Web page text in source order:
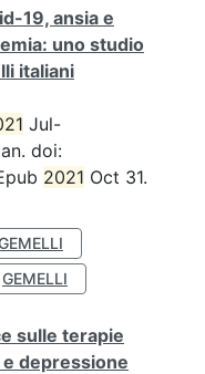
19, ansia e
uno studio
italiani
Jul-
doi:
2021 Oct 31.
GEMELLI
sulle terapie
depressione